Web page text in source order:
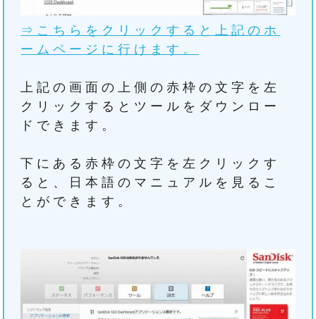
⇒こちらをクリックすると上記のホ
ームページに行けます。
上記の画面の上側の赤枠の文字を左
クリックするとツールをダウンロー
ドできます。
下にある赤枠の文字を左クリックす
ると、日本語のマニュアルを見るこ
とができます。